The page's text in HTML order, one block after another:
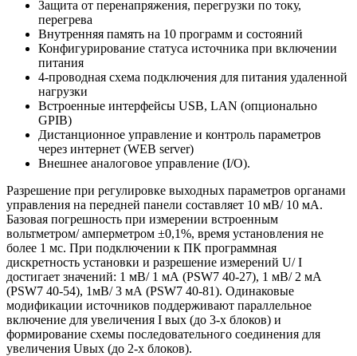
Защита от перенапряжения, перегрузки по току,
перегрева
Внутренняя память на 10 программ и состояний
Конфигурирование статуса источника при включении
питания
4-проводная схема подключения для питания удаленной
нагрузки
Встроенные интерфейсы USB, LAN (опционально
GPIB)
Дистанционное управление и контроль параметров
через интернет (WEB server)
Внешнее аналоговое управление (I/O).
Разрешение при регулировке выходных параметров органами
управления на передней панели составляет 10 мВ/ 10 мА.
Базовая погрешность при измерении встроенным
вольтметром/ амперметром ±0,1%, время установления не
более 1 мс. При подключении к ПК программная
дискретность установки и разрешение измерений U/ I
достигает значений: 1 мВ/ 1 мА (PSW7 40-27), 1 мВ/ 2 мА
(PSW7 40-54), 1мВ/ 3 мА (PSW7 40-81). Одинаковые
модификации источников поддерживают параллельное
включение для увеличения I вых (до 3-х блоков) и
формирование схемы последовательного соединения для
увеличения Uвых (до 2-х блоков).